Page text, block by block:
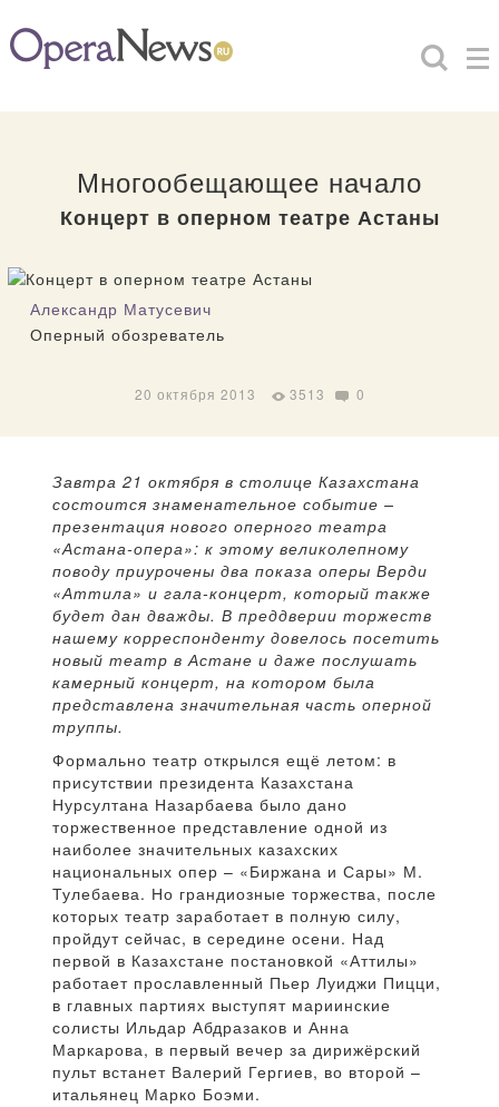
Многообещающее начало
Концерт в оперном театре Астаны
Александр Матусевич
Оперный обозреватель
20 октября 2013 3513 0
Завтра 21 октября в столице Казахстана
состоится знаменательное событие –
презентация нового оперного театра
«Астана-опера»: к этому великолепному
поводу приурочены два показа оперы Верди
«Аттила» и гала-концерт, который также
будет дан дважды. В преддверии торжеств
нашему корреспонденту довелось посетить
новый театр в Астане и даже послушать
камерный концерт, на котором была
представлена значительная часть оперной
труппы.
Формально театр открылся ещё летом: в
присутствии президента Казахстана
Нурсултана Назарбаева было дано
торжественное представление одной из
наиболее значительных казахских
национальных опер – «Биржана и Сары» М.
Тулебаева. Но грандиозные торжества, после
которых театр заработает в полную силу,
пройдут сейчас, в середине осени. Над
первой в Казахстане постановкой «Аттилы»
работает прославленный Пьер Луиджи Пицци,
в главных партиях выступят мариинские
солисты Ильдар Абдразаков и Анна
Маркарова, в первый вечер за дирижёрский
пульт встанет Валерий Гергиев, во второй –
итальянец Марко Боэми.